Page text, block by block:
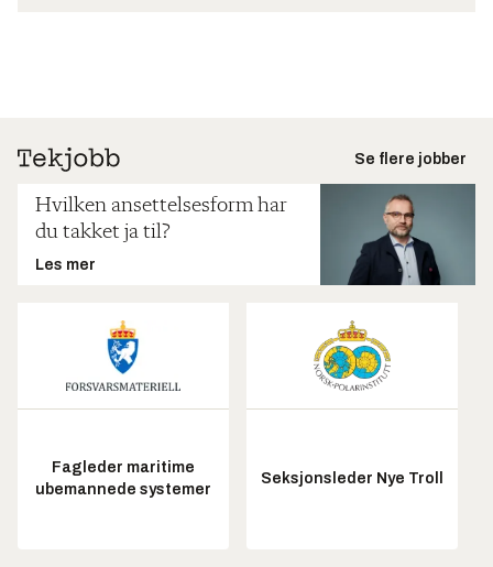
Se flere jobber
Hvilken ansettelsesform har
du takket ja til?
Les mer
Fagleder maritime
ubemannede systemer
Seksjonsleder Nye Troll